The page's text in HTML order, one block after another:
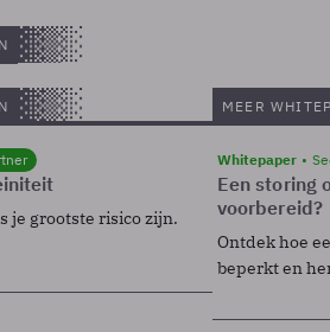
je grootste risico zijn.
MEER
Whitepaper
Een storing
voorbereid?
Ontdek hoe
beperkt en